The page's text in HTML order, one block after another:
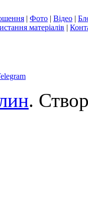
| Фото | Відео |
матеріалів |
.